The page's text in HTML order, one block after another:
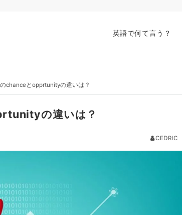
英語で何て言う？
のchanceとopprtunityの違いは？
の違いは？
CEDRIC